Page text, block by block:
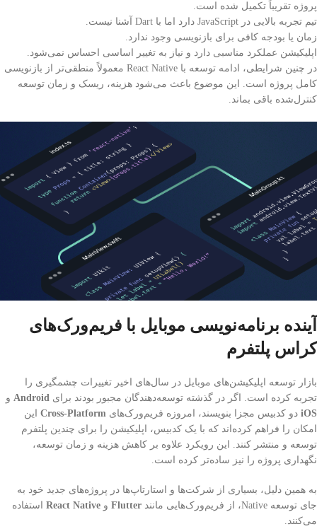
پروژه تقریباً تکمیل شده است.
تیم تجربه بالایی در JavaScript دارد اما با Dart آشنا نیست.
زمان یا بودجه کافی برای بازنویسی وجود ندارد.
اپلیکیشن عملکرد مناسبی دارد و نیاز به تغییر اساسی احساس نمی‌شود.
در چنین شرایطی، ادامه توسعه با React Native معمولاً منطقی‌تر از بازنویسی
کامل پروژه است. این موضوع باعث می‌شود هزینه، ریسک و زمان توسعه
کنترل‌شده باقی بماند.
آینده برنامه‌نویسی موبایل با فریم‌ورک‌های
کراس پلتفرم
بازار توسعه اپلیکیشن‌های موبایل در سال‌های اخیر تغییرات چشمگیری را
تجربه کرده است. اگر در گذشته توسعه‌دهندگان مجبور بودند برای Android و
iOS دو کدبیس مجزا بنویسند، امروزه فریم‌ورک‌های Cross-Platform این
امکان را فراهم کرده‌اند که با یک کدبیس، اپلیکیشن را برای چندین پلتفرم
توسعه و منتشر کنند. این رویکرد علاوه بر کاهش هزینه و زمان توسعه،
نگهداری پروژه را نیز ساده‌تر کرده است.
به همین دلیل، بسیاری از شرکت‌ها و استارتاپ‌ها در پروژه‌های جدید خود به
جای توسعه Native، از فریم‌ورک‌هایی مانند
Flutter و React Native استفاده
می‌کنند.